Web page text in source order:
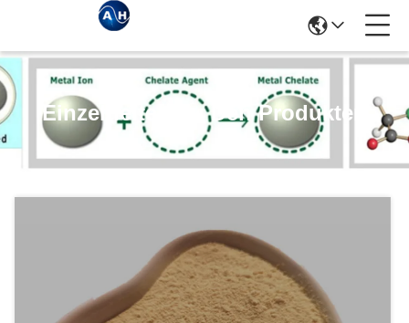
Einzelheiten Zu Den Produkten